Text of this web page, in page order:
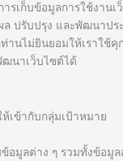
ารเก็บข้อมูลการใช้งาน
ล ปรับปรุง และพัฒนาป
านไม่ยินยอมให้เราใช้คุ
นาเว็บไซต์ได้
เข้ากับกลุ่มเป้าหมาย
ข้อมูลต่าง ๆ รวมทั้งข้อมู